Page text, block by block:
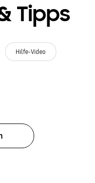
Tipps
Hilfe-Video